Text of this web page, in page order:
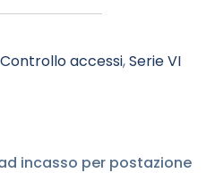
Controllo accessi,Serie VI
incasso per postazione